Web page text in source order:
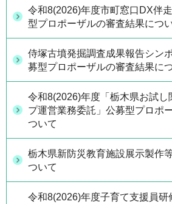
令和8(2026)年度市町窓口DX伴
型プロポーザルの審査結果につ
侍塚古墳発掘調査成果報告シン
募型プロポーザルの審査結果に
令和8(2026)年度「栃木県お試し
プ運営業務委託」公募型プロポ
ついて
栃木県新防災教育施設展示製作
ついて
令和8(2026)年度子育て支援員研